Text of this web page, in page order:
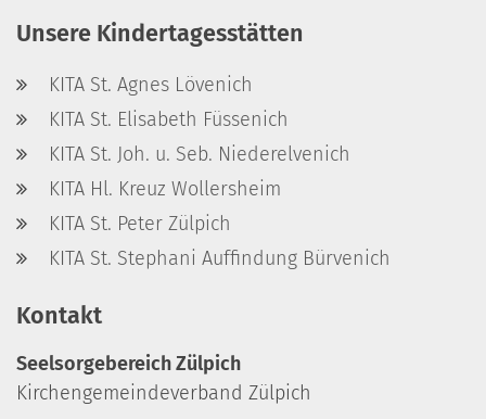
Unsere Kindertagesstätten
KITA St. Agnes Lövenich
KITA St. Elisabeth Füssenich
KITA St. Joh. u. Seb. Niederelvenich
KITA Hl. Kreuz Wollersheim
KITA St. Peter Zülpich
KITA St. Stephani Auffindung Bürvenich
Kontakt
Seelsorgebereich Zülpich
Kirchengemeindeverband Zülpich